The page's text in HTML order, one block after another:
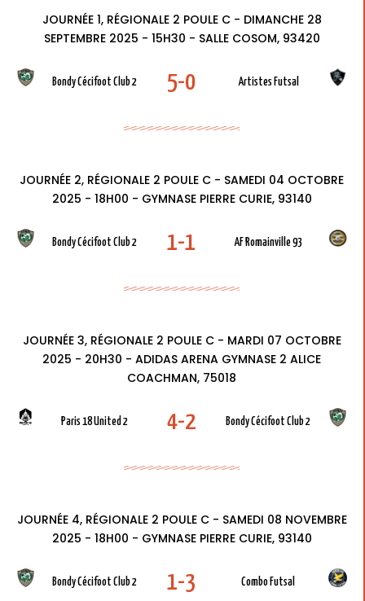
JOURNÉE 1, RÉGIONALE 2 POULE C - DIMANCHE 28
SEPTEMBRE 2025 - 15H30 - SALLE COSOM, 93420
Bondy Cécifoot Club 2 5-0 Artistes Futsal
JOURNÉE 2, RÉGIONALE 2 POULE C - SAMEDI 04 OCTOBRE
2025 - 18H00 - GYMNASE PIERRE CURIE, 93140
Bondy Cécifoot Club 2 1-1 AF Romainville 93
JOURNÉE 3, RÉGIONALE 2 POULE C - MARDI 07 OCTOBRE
2025 - 20H30 - ADIDAS ARENA GYMNASE 2 ALICE
COACHMAN, 75018
Paris 18 United 2 4-2 Bondy Cécifoot Club 2
JOURNÉE 4, RÉGIONALE 2 POULE C - SAMEDI 08 NOVEMBRE
2025 - 18H00 - GYMNASE PIERRE CURIE, 93140
Bondy Cécifoot Club 2 1-3 Combo Futsal